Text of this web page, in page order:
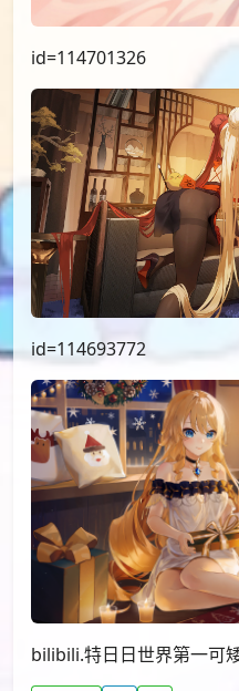
id=114701326
id=114693772
bilibili.特日日世界第一可